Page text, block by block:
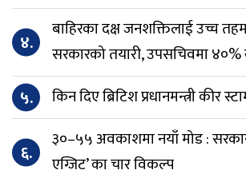
४.
बाहिरका दक्ष जनशक्तिलाई उच्च
सरकारको तयारी, उपसचिवमा ४०%
५. किन दिए ब्रिटिश प्रधानमन्त्री कीर
६.
३०–५५ अवकाशमा नयाँ मोड :
एग्जिट’ का चार विकल्प